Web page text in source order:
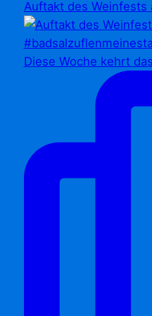
Auftakt des Weinfests
Diese Woche kehrt